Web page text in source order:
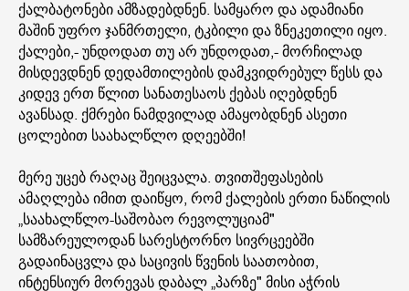
ქალბატონები ამზადებდნენ. სამყარო და ადამიანი
მაშინ უფრო ჯანმრთელი, ტკბილი და ზნეკეთილი იყო.
ქალები,- უნდოდათ თუ არ უნდოდათ,- მორჩილად
მისდევდნენ დედამთილების დამკვიდრებულ წესს და
კიდევ ერთ წლით სანათესაოს ქებას იღებდნენ
ავანსად. ქმრები ნამდვილად ამაყობდნენ ასეთი
ცოლებით საახალწლო დღეებში!
მერე უცებ რაღაც შეიცვალა. თვითშეფასების
ამაღლება იმით დაიწყო, რომ ქალების ერთი ნაწილის
„საახალწლო-საშობაო რევოლუციამ"
სამზარეულოდან სარესტორნო სივრცეებში
გადაინაცვლა და საცივის წვენის საათობით,
ინტენსიურ მორევას დაბალ „პარზე" მისი აჭრის